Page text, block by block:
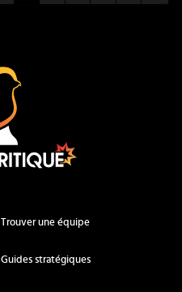
Trouver une équipe
Guides stratégiques